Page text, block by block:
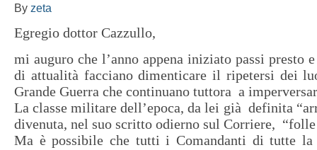
By zeta
Egregio dottor Cazzullo,
mi auguro che l’anno appena iniziato passi presto
di attualità facciano dimenticare il ripetersi dei
Grande Guerra che continuano tuttora a
La classe militare dell’epoca, da lei già definita
divenuta, nel suo scritto odierno sul Corriere,
Ma è possibile che tutti i Comandanti di tutte la